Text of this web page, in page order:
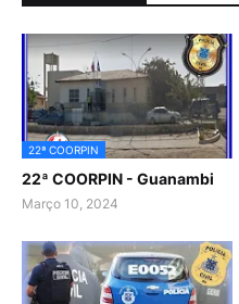
22ª COORPIN
22ª COORPIN - Guanambi
Março 10, 2024